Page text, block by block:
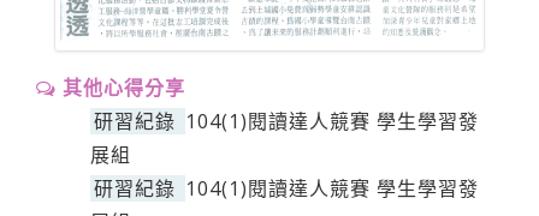
其他心得分享
研習紀錄 104(1)閱讀達人競賽 學生學習發
展組
研習紀錄 104(1)閱讀達人競賽 學生學習發